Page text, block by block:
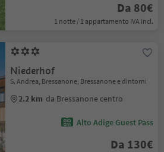
Da 80€
1 notte / 1 appartamento IVA incl.
Niederhof
S. Andrea, Bressanone, Bressanone e dintorni
2.2 km da Bressanone centro
Alto Adige Guest Pass
Da 130€